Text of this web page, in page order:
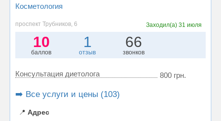
Косметология
проспект Трубников, 6 Заходил(а)31 июля
10
баллов
1
отзыв
66
звонков
Консультация диетолога 800 грн.
➡️ Все услуги и цены (103)
📍 Адрес